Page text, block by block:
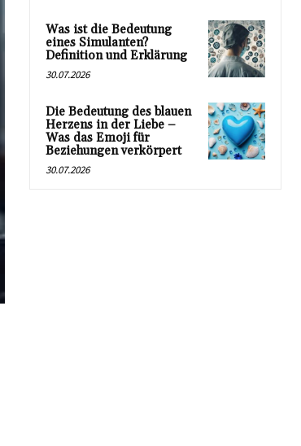
Was ist die Bedeutung
eines Simulanten?
Definition und Erklärung
30.07.2026
Die Bedeutung des blauen
Herzens in der Liebe –
Was das Emoji für
Beziehungen verkörpert
30.07.2026